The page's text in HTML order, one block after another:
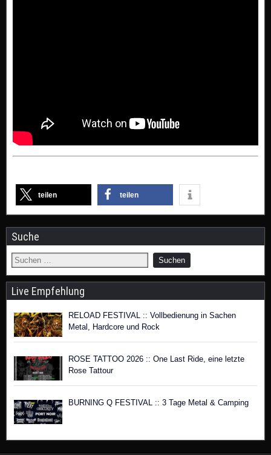
teilen teilen
Suche
Live Empfehlung
RELOAD FESTIVAL :: Vollbedienung in Sachen
Metal, Hardcore und Rock
ROSE TATTOO 2026 :: One Last Ride, eine letzte
Rose Tattour
BURNING Q FESTIVAL :: 3 Tage Metal & Camping